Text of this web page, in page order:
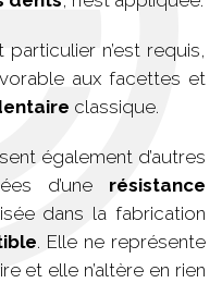
n’est requis,
aux facettes et
classique.
également d’autres
d’une résistance
dans la fabrication
. Elle ne représente
et elle n’altère en rien